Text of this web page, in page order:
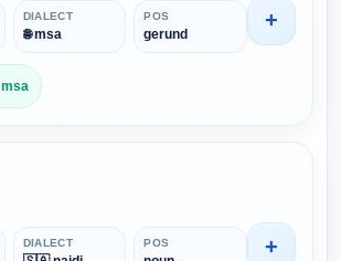
DIALECT
🌐 msa
POS
gerund
msa
+
DIALECT POS +